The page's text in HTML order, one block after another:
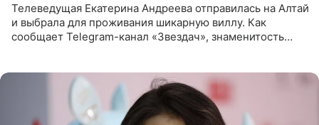
Телеведущая Екатерина Андреева отправилась на Алтай
и выбрала для проживания шикарную виллу. Как
сообщает Telegram-канал «Звездач», знаменитость